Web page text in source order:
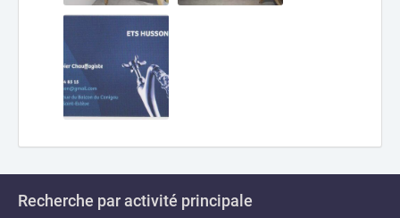
Recherche par activité principale